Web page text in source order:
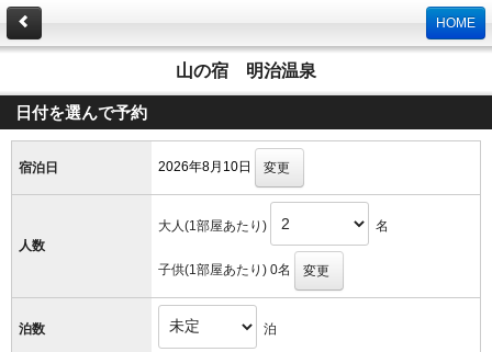
HOME
山の宿 明治温泉
日付を選んで予約
宿泊日 2026年8月 10日 変更
人数
大人(1部屋あたり) 名
子供(1部屋あたり) 0名 変更
泊数 泊